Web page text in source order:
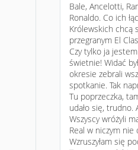
Bale, Ancelotti,
Ronaldo. Co ich
Królewskich chcą
przegranym El
Czy tylko ja
świetnie! Widać
okresie zebrali
spotkanie. Tak
Tu poprzeczka,
udało się, trudno.
Wszyscy wróżyli
Real w niczym nie
Wzruszyłam się